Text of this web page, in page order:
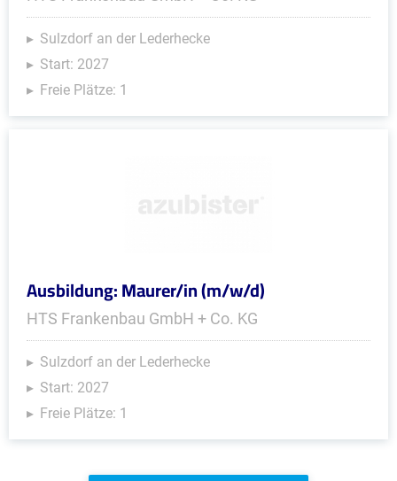
Sulzdorf an der Lederhecke
Start: 2027
Freie Plätze: 1
Ausbildung: Maurer/in (m/w/d)
HTS Frankenbau GmbH + Co. KG
Sulzdorf an der Lederhecke
Start: 2027
Freie Plätze: 1